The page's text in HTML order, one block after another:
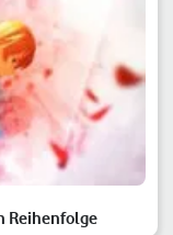
Reihenfolge